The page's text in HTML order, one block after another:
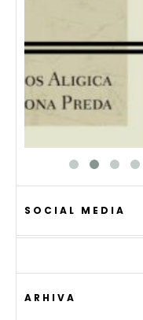
SOCIAL MEDIA
ARHIVA